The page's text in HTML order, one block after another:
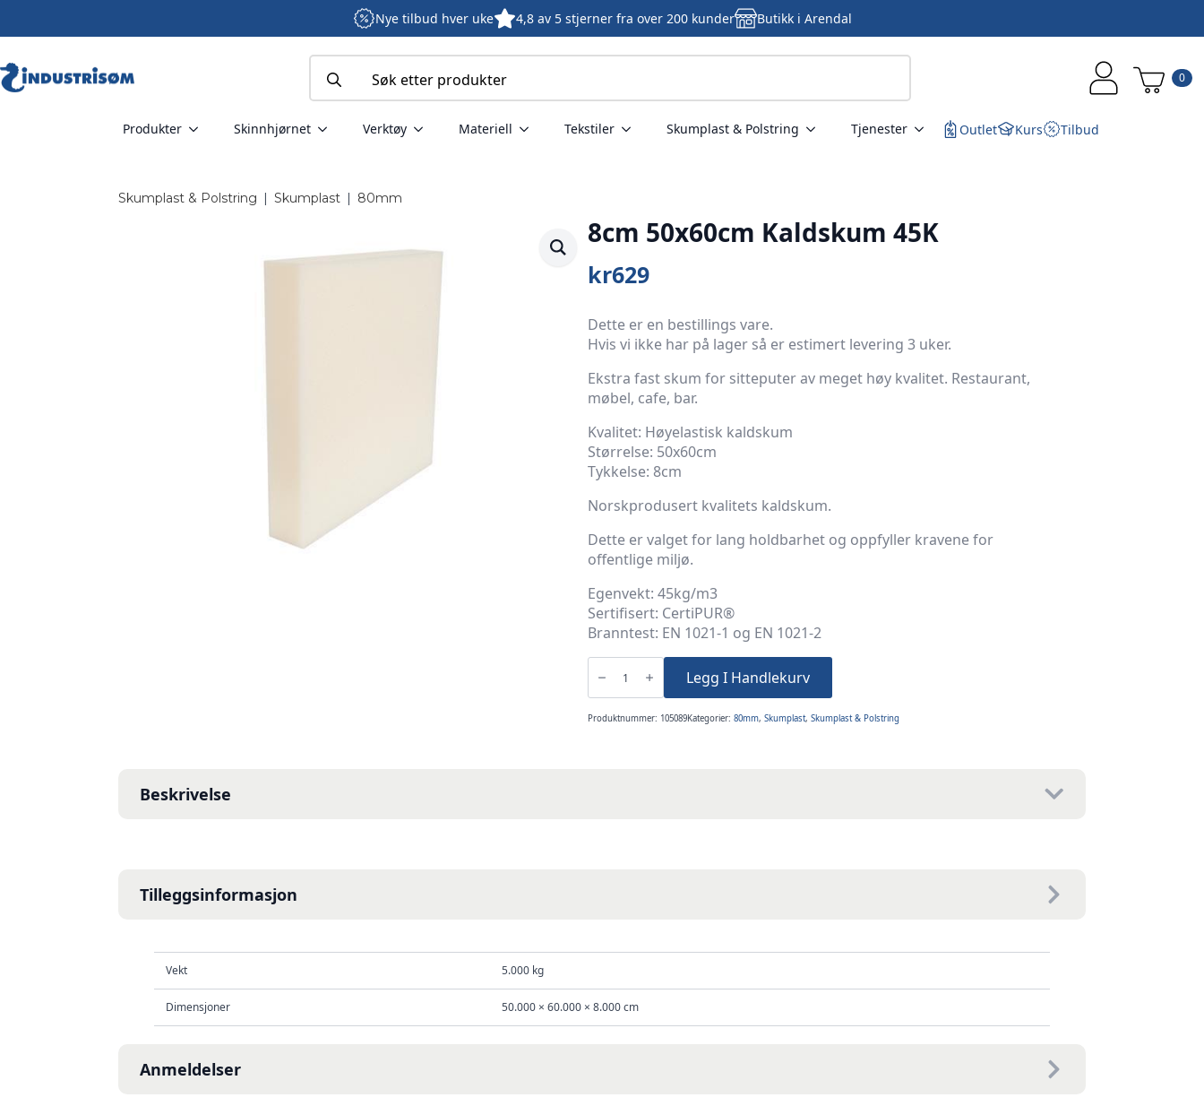
Nye tilbud hver uke 4,8 av 5 stjerner fra over 200 kunder Butikk i Arendal
for:
0
Produkter Skinnhjørnet Verktøy Materiell Tekstiler Skumplast & Polstring Tjenester Outlet Kurs Tilbud
Skumplast & Polstring | Skumplast | 80mm
8cm 50x60cm Kaldskum 45K
kr629
Dette er en bestillings vare.
Hvis vi ikke har på lager så er estimert levering 3 uker.
Ekstra fast skum for sitteputer av meget høy kvalitet. Restaurant,
møbel, cafe, bar.
Kvalitet: Høyelastisk kaldskum
Størrelse: 50x60cm
Tykkelse: 8cm
Norskprodusert kvalitets kaldskum.
Dette er valget for lang holdbarhet og oppfyller kravene for
offentlige miljø.
Egenvekt: 45kg/m3
Sertifisert: CertiPUR®
Branntest: EN 1021-1 og EN 1021-2
8cm
50x60cm
Kaldskum
45K
Legg I Handlekurv
Produktnummer: 105089Kategorier: 80mm, Skumplast, Skumplast & Polstring
Beskrivelse
Tilleggsinformasjon
Vekt 5.000 kg
Dimensjoner 50.000 × 60.000 × 8.000 cm
Anmeldelser